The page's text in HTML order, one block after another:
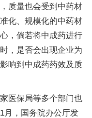
质量也会受到中药材
化、规模化的中药材
，倘若将中成药进行
，是否会出现企业为
响到中成药药效及质
医保局等多个部门也
月，国务院办公厅发